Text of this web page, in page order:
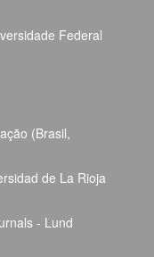
Federal
(Brasil,
de La Rioja
- Lund